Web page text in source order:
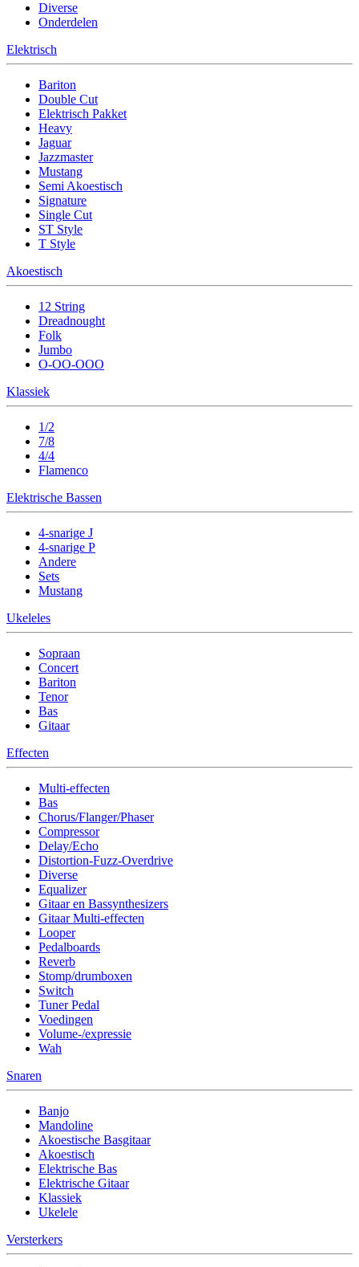
Diverse
Onderdelen
Elektrisch
Bariton
Double Cut
Elektrisch Pakket
Heavy
Jaguar
Jazzmaster
Mustang
Semi Akoestisch
Signature
Single Cut
ST Style
T Style
Akoestisch
12 String
Dreadnought
Folk
Jumbo
O-OO-OOO
Klassiek
1/2
7/8
4/4
Flamenco
Elektrische Bassen
4-snarige J
4-snarige P
Andere
Sets
Mustang
Ukeleles
Sopraan
Concert
Bariton
Tenor
Bas
Gitaar
Effecten
Multi-effecten
Bas
Chorus/Flanger/Phaser
Compressor
Delay/Echo
Distortion-Fuzz-Overdrive
Diverse
Equalizer
Gitaar en Bassynthesizers
Gitaar Multi-effecten
Looper
Pedalboards
Reverb
Stomp/drumboxen
Switch
Tuner Pedal
Voedingen
Volume-/expressie
Wah
Snaren
Banjo
Mandoline
Akoestische Basgitaar
Akoestisch
Elektrische Bas
Elektrische Gitaar
Klassiek
Ukelele
Versterkers